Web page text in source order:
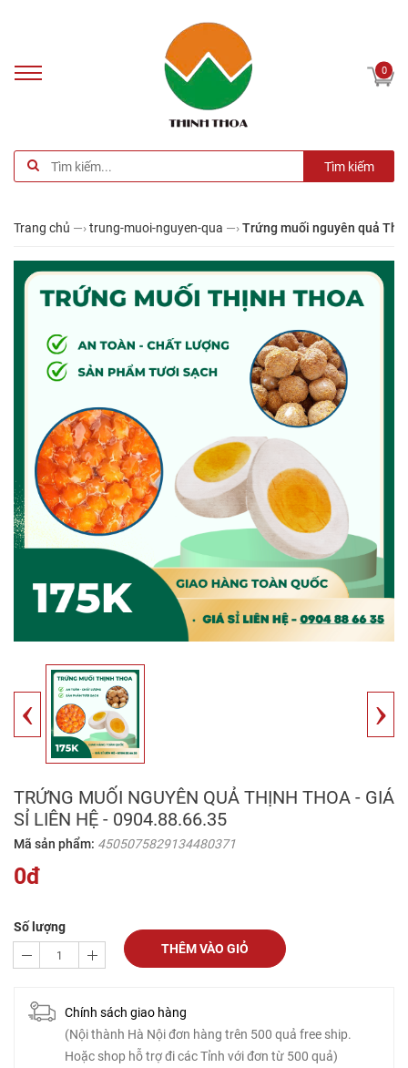
0
Tìm kiếm
Trang chủ —›trung-muoi-nguyen-qua —›Trứng muối nguyên quả
‹ ›
TRỨNG MUỐI NGUYÊN QUẢ THỊNH THOA - GIÁ
SỈ LIÊN HỆ - 0904.88.66.35
Mã sản phẩm: 4505075829134480371
0đ
Số lượng
1 THÊM VÀO GIỎ
Chính sách giao hàng
(Nội thành Hà Nội đơn hàng trên 500 quả free ship.
Hoặc shop hỗ trợ đi các Tỉnh với đơn từ 500 quả)